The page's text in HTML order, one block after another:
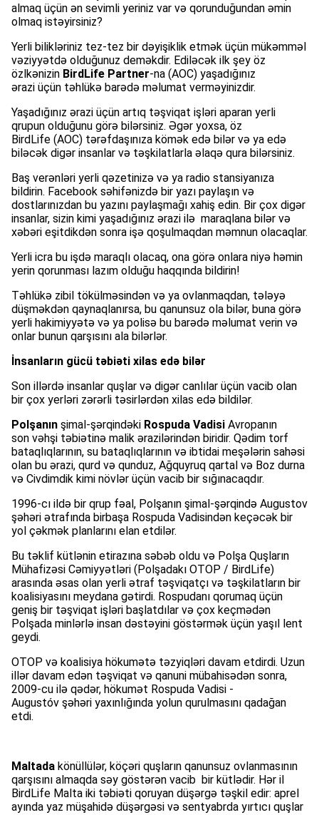
almaq üçün ən sevimli yeriniz var və qorunduğundan əmin
olmaq istəyirsiniz?
Yerli bilikləriniz tez-tez bir dəyişiklik etmək üçün mükəmməl
vəziyyətdə olduğunuz deməkdir. Ediləcək ilk şey öz
özlkənizin BirdLife Partner-na (AOC) yaşadığınız
ərazi üçün təhlükə barədə məlumat verməyinizdir.
Yaşadığınız ərazi üçün artıq təşviqat işləri aparan yerli
qrupun olduğunu görə bilərsiniz. Əgər yoxsa, öz
BirdLife (AOC) tərəfdaşınıza kömək edə bilər və ya edə
biləcək digər insanlar və təşkilatlarla əlaqə qura bilərsiniz.
Baş verənləri yerli qəzetinizə və ya radio stansiyanıza
bildirin. Facebook səhifənizdə bir yazı paylaşın və
dostlarınızdan bu yazını paylaşmağı xahiş edin. Bir çox digər
insanlar, sizin kimi yaşadığınız ərazi ilə maraqlana bilər və
xəbəri eşitdikdən sonra işə qoşulmaqdan məmnun olacaqlar.
Yerli icra bu işdə maraqlı olacaq, ona görə onlara niyə həmin
yerin qorunması lazım olduğu haqqında bildirin!
Təhlükə zibil tökülməsindən və ya ovlanmaqdan, tələyə
düşməkdən qaynaqlanırsa, bu qanunsuz ola bilər, buna görə
yerli hakimiyyətə və ya polisə bu barədə məlumat verin və
onlar bunun qarşısını ala bilərlər.
İnsanların gücü təbiəti xilas edə bilər
Son illərdə insanlar quşlar və digər canlılar üçün vacib olan
bir çox yerləri zərərli təsirlərdən xilas edə bildilər.
Polşanın şimal-şərqindəki Rospuda Vadisi Avropanın
son vəhşi təbiətinə malik ərazilərindən biridir. Qədim torf
bataqlıqlarının, su bataqlıqlarının və ibtidai meşələrin sahəsi
olan bu ərazi, qurd və qunduz, Ağquyruq qartal və Boz durna
və Civdimdik kimi növlər üçün vacib bir sığınacaqdır.
1996-cı ildə bir qrup fəal, Polşanın şimal-şərqində Augustov
şəhəri ətrafında birbaşa Rospuda Vadisindən keçəcək bir
yol çəkmək planlarını elan etdilər.
Bu təklif kütlənin etirazına səbəb oldu və Polşa Quşların
Mühafizəsi Cəmiyyətləri (Polşadakı OTOP / BirdLife)
arasında əsas olan yerli ətraf təşviqatçı və təşkilatların bir
koalisiyasını meydana gətirdi. Rospudanı qorumaq üçün
geniş bir təşviqat işləri başlatdılar və çox keçmədən
Polşada minlərlə insan dəstəyini göstərmək üçün yaşıl lent
geydi.
OTOP və koalisiya hökumətə təzyiqləri davam etdirdi. Uzun
illər davam edən təşviqat və qanuni mübahisədən sonra,
2009-cu ilə qədər, hökumət Rospuda Vadisi -
Augustóv şəhəri yaxınlığında yolun qurulmasını qadağan
etdi.
Maltada könüllülər, köçəri quşların qanunsuz ovlanmasının
qarşısını almaqda səy göstərən vacib bir kütlədir. Hər il
BirdLife Malta iki təbiəti qoruyan düşərgə təşkil edir: aprel
ayında yaz müşahidə düşərgəsi və sentyabrda yırtıcı quşlar